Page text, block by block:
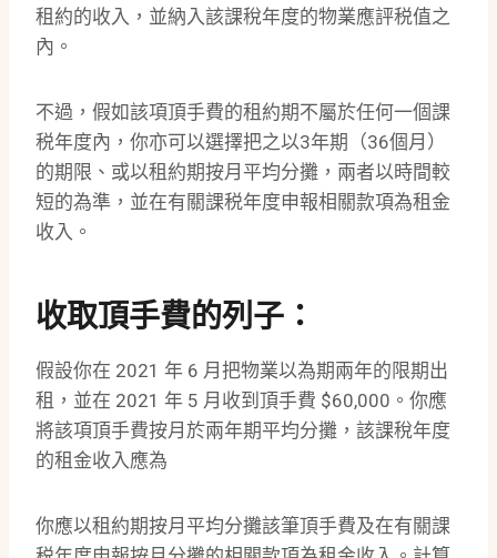
租約的收入，並納入該課稅年度的物業應評税值之
內。
不過，假如該項頂手費的租約期不屬於任何一個課
税年度內，你亦可以選擇把之以3年期（36個月）
的期限、或以租約期按月平均分攤，兩者以時間較
短的為準，並在有關課税年度申報相關款項為租金
收入。
收取頂手費的列子：
假設你在 2021 年 6 月把物業以為期兩年的限期出
租，並在 2021 年 5 月收到頂手費 $60,000。你應
將該項頂手費按月於兩年期平均分攤，該課稅年度
的租金收入應為
你應以租約期按月平均分攤該筆頂手費及在有關課